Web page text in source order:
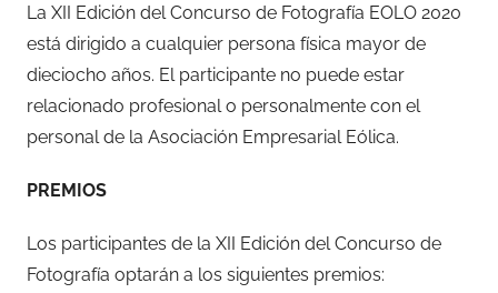
La XII Edición del Concurso de Fotografía EOLO 2020
está dirigido a cualquier persona física mayor de
dieciocho años. El participante no puede estar
relacionado profesional o personalmente con el
personal de la Asociación Empresarial Eólica.
PREMIOS
Los participantes de la XII Edición del Concurso de
Fotografía optarán a los siguientes premios: